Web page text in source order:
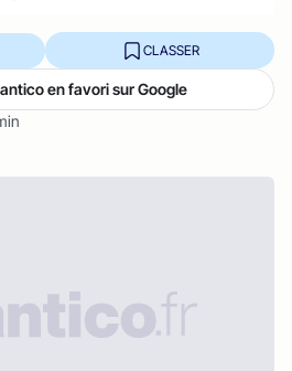
CLASSER
en favori sur Google